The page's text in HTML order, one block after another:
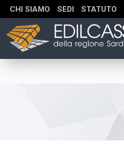
CHI SIAMO SEDI STATUTO